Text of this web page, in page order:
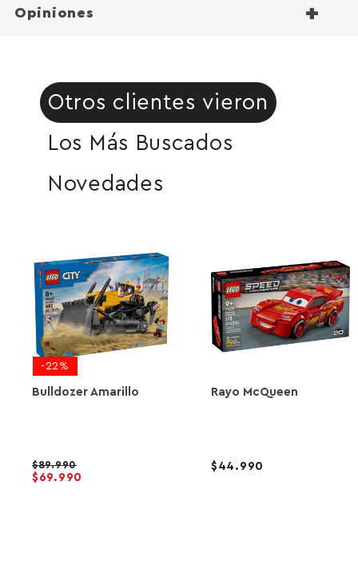
Opiniones +
Otros clientes vieron
Los Más Buscados
Novedades
-22%
Bulldozer Amarillo
89.990
69.990
Rayo McQueen
44.990